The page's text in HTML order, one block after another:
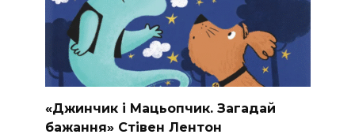
«Джинчик і Мацьопчик. Загадай
бажання» Стівен Лентон